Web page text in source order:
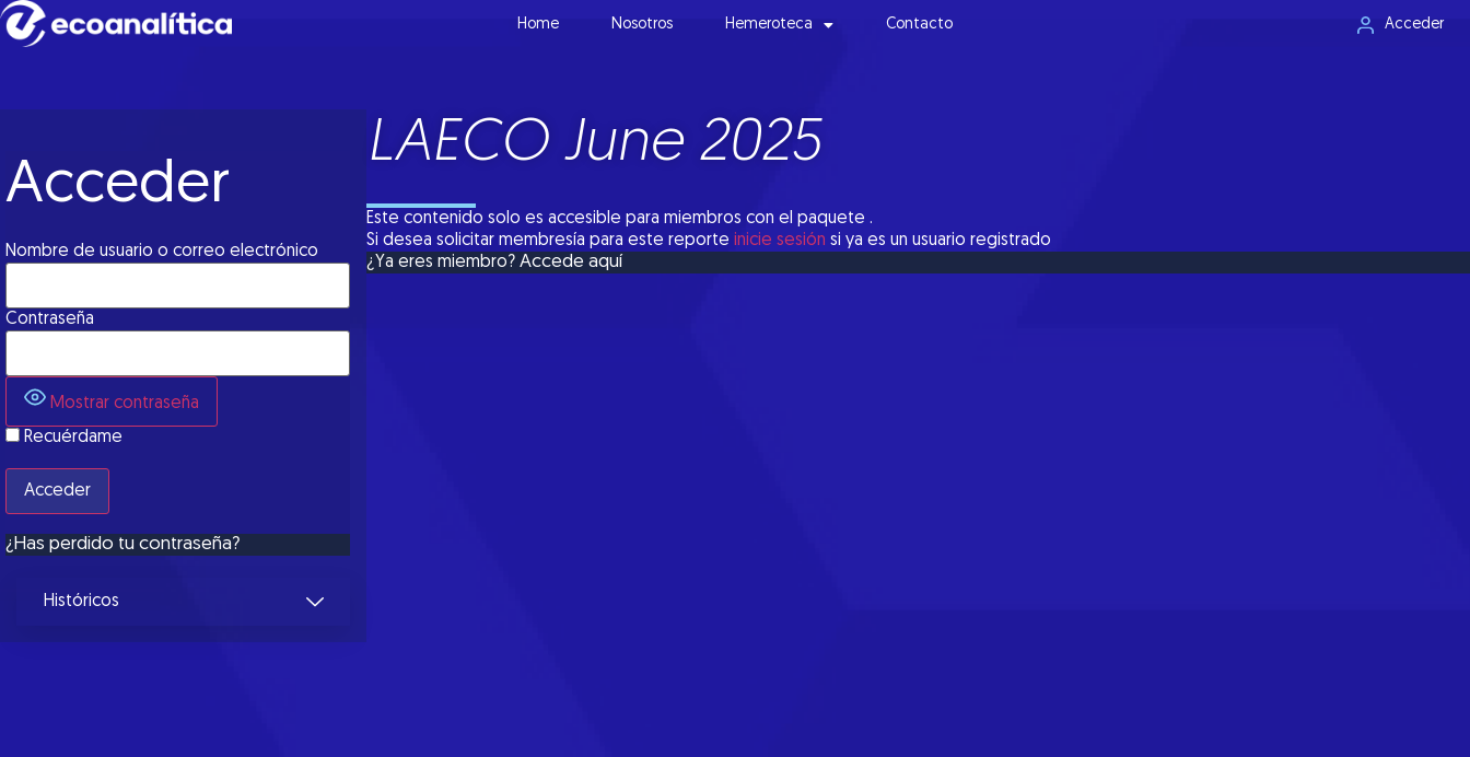
Home Nosotros Hemeroteca Contacto Acceder
Acceder
Nombre de usuario o correo electrónico
Contraseña
Mostrar contraseña
Recuérdame
¿Has perdido tu contraseña?
Históricos
LAECO June 2025
Este contenido solo es accesible para miembros con el paquete .
Si desea solicitar membresía para este reporteinicie sesión si ya es un usuario registrado
¿Ya eres miembro?Accede aquí